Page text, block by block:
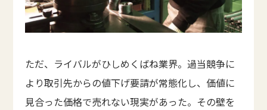
ただ、ライバルがひしめくばね業界。過当競争に
より取引先からの値下げ要請が常態化し、価値に
見合った価格で売れない現実があった。その壁を